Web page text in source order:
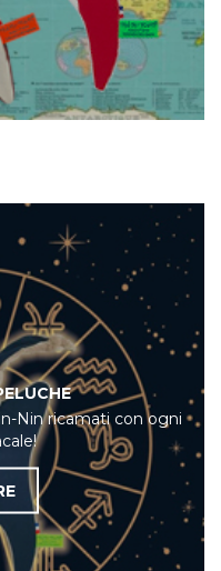
Nin ricamati con ogni